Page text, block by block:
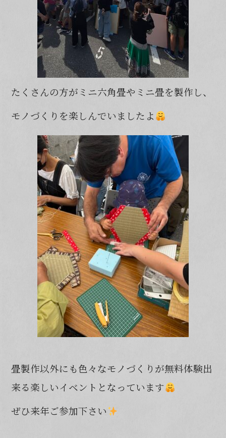
たくさんの方がミニ六角畳やミニ畳を製作し、
モノづくりを楽しんでいましたよ
畳製作以外にも色々なモノづくりが無料体験出
来る楽しいイベントとなっています
ぜひ来年ご参加下さい